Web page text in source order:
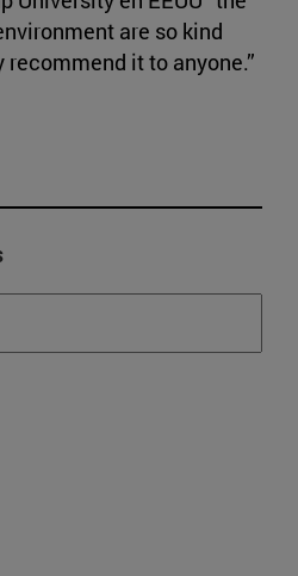
are so kind
it to anyone.”